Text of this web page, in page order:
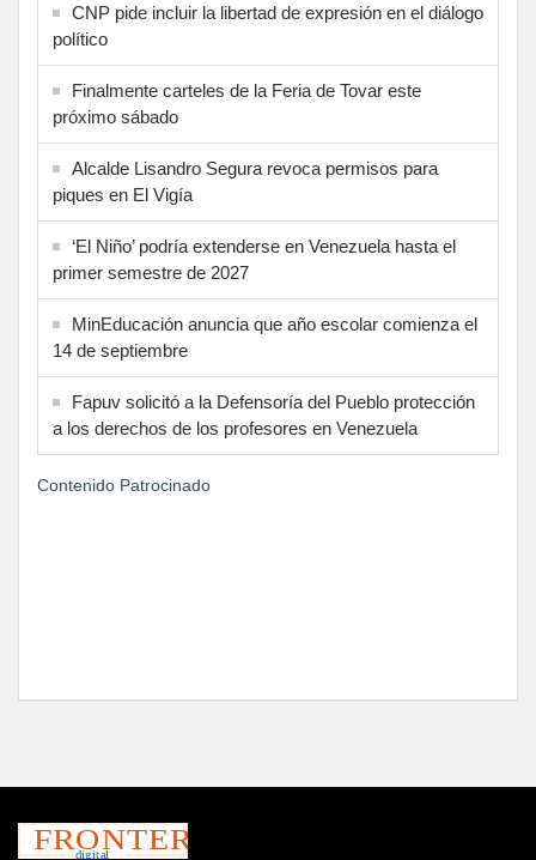
CNP pide incluir la libertad de expresión en el diálogo
político
Finalmente carteles de la Feria de Tovar este
próximo sábado
Alcalde Lisandro Segura revoca permisos para
piques en El Vigía
‘El Niño’ podría extenderse en Venezuela hasta el
primer semestre de 2027
MinEducación anuncia que año escolar comienza el
14 de septiembre
Fapuv solicitó a la Defensoría del Pueblo protección
a los derechos de los profesores en Venezuela
Contenido Patrocinado